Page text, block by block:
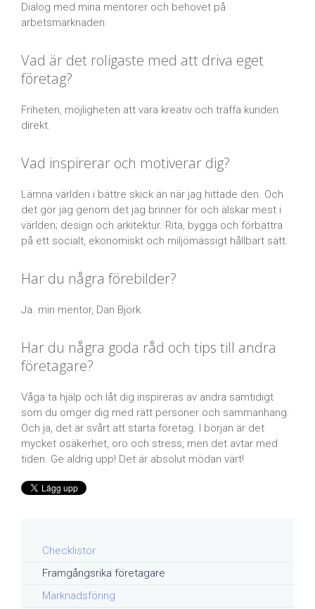
Dialog med mina mentorer och behovet på
arbetsmarknaden.
Vad är det roligaste med att driva eget
företag?
Friheten, möjligheten att vara kreativ och träffa kunden
direkt.
Vad inspirerar och motiverar dig?
Lämna världen i bättre skick än när jag hittade den. Och
det gör jag genom det jag brinner för och älskar mest i
världen; design och arkitektur. Rita, bygga och förbättra
på ett socialt, ekonomiskt och miljömässigt hållbart sätt.
Har du några förebilder?
Ja. min mentor, Dan Björk.
Har du några goda råd och tips till andra
företagare?
Våga ta hjälp och låt dig inspireras av andra samtidigt
som du omger dig med rätt personer och sammanhang.
Och ja, det är svårt att starta företag. I början är det
mycket osäkerhet, oro och stress, men det avtar med
tiden. Ge aldrig upp! Det är absolut mödan värt!
Checklistor
Framgångsrika företagare
Marknadsföring